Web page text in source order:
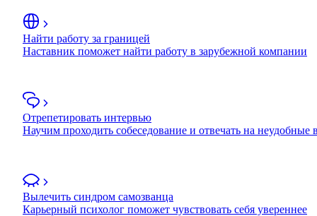
Найти работу за границей
Наставник поможет найти работу в зарубежной компании
Отрепетировать интервью
Научим проходить собеседование и отвечать на неудобные
Вылечить синдром самозванца
Карьерный психолог поможет чувствовать себя увереннее